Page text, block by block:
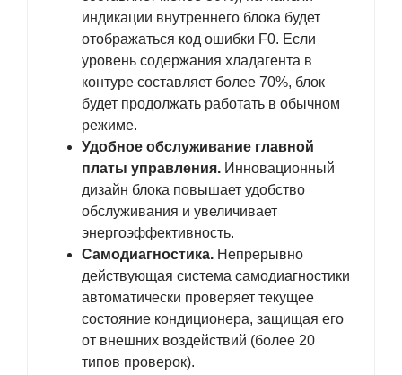
индикации внутреннего блока будет
отображаться код ошибки F0. Если
уровень содержания хладагента в
контуре составляет более 70%, блок
будет продолжать работать в обычном
режиме.
Удобное обслуживание главной
платы управления. Инновационный
дизайн блока повышает удобство
обслуживания и увеличивает
энергоэффективность.
Самодиагностика. Непрерывно
действующая система самодиагностики
автоматически проверяет текущее
состояние кондиционера, защищая его
от внешних воздействий (более 20
типов проверок).